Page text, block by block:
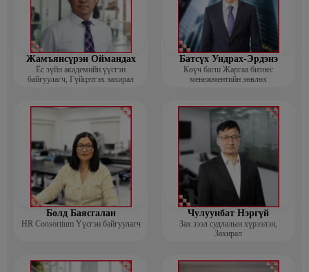
Жамъянсүрэн Оймандах
Ёс зүйн академийн үүсгэн
байгуулагч, Гүйцэтгэх захирал
Батсүх Ундрах-Эрдэнэ
Көүч багш Жаргаа бизнес
менежментийн зөвлөх
Болд Баясгалан
HR Consortium Үүсгэн байгуулагч
Чулуунбат Нэргүй
Зах зээл судлалын хүрээлэн,
Захирал